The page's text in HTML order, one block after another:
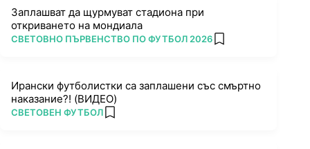
Заплашват да щурмуват стадиона при
откриването на мондиала
ПОВЕЧЕ ОТ
СВЕТОВНО ПЪРВЕНСТВО ПО ФУТБОЛ 2026 add favorites
Ирански футболистки са заплашени със смъртно
наказание?! (ВИДЕО)
ПОВЕЧЕ ОТ
СВЕТОВЕН ФУТБОЛ add favorites